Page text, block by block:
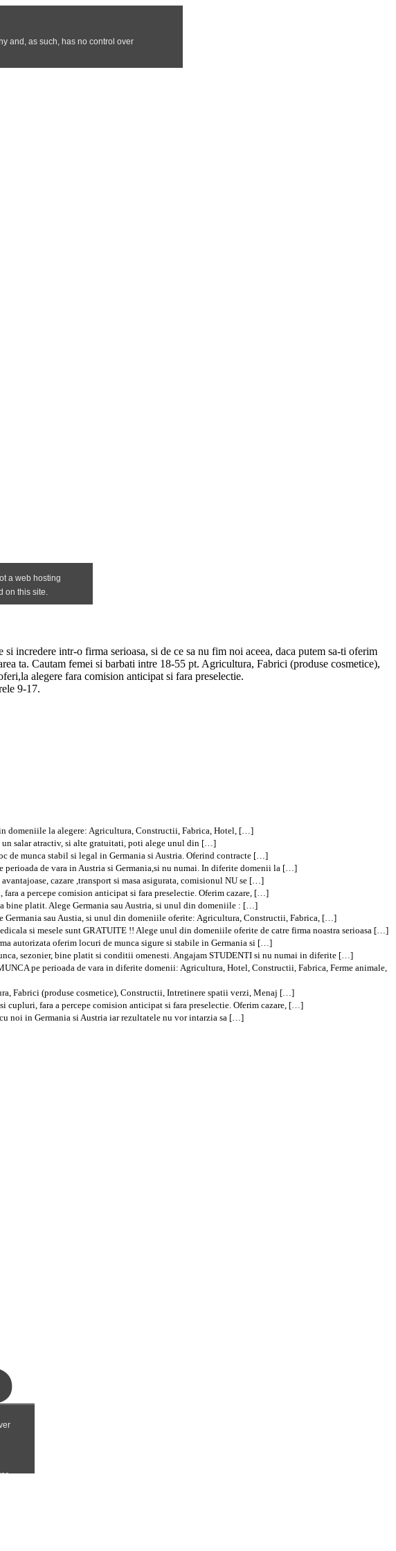
incredere intr-o firma serioasa, si de ce sa nu fim noi aceea, daca putem sa-ti oferim
ta. Cautam femei si barbati intre 18-55 pt. Agricultura, Fabrici (produse cosmetice),
alegere fara comision anticipat si fara preselectie.
9-17.
domeniile la alegere: Agricultura, Constructii, Fabrica, Hotel, […]
un salar atractiv, si alte gratuitati, poti alege unul din […]
de munca stabil si legal in Germania si Austria. Oferind contracte […]
perioada de vara in Austria si Germania,si nu numai. In diferite domenii la […]
cazare ,transport si masa asigurata, comisionul NU se […]
a percepe comision anticipat si fara preselectie. Oferim cazare, […]
bine platit. Alege Germania sau Austria, si unul din domeniile : […]
Germania sau Austia, si unul din domeniile oferite: Agricultura, Constructii, Fabrica, […]
si mesele sunt GRATUITE !! Alege unul din domeniile oferite de catre firma noastra serioasa […]
autorizata oferim locuri de munca sigure si stabile in Germania si […]
sezonier, bine platit si conditii omenesti. Angajam STUDENTI si nu numai in diferite […]
pe perioada de vara in diferite domenii: Agricultura, Hotel, Constructii, Fabrica, Ferme animale,
Fabrici (produse cosmetice), Constructii, Intretinere spatii verzi, Menaj […]
cupluri, fara a percepe comision anticipat si fara preselectie. Oferim cazare, […]
noi in Germania si Austria iar rezultatele nu vor intarzia sa […]